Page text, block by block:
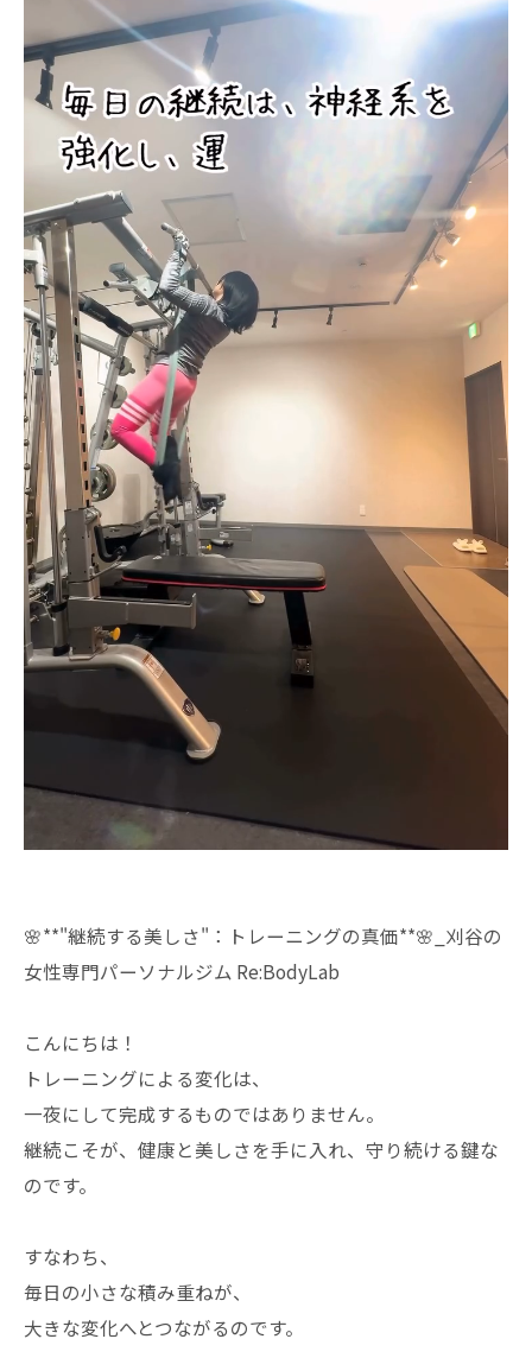
🌸**"継続する美しさ"：トレーニングの真価**🌸_刈谷の
女性専門パーソナルジム Re:BodyLab
こんにちは！
トレーニングによる変化は、
一夜にして完成するものではありません。
継続こそが、健康と美しさを手に入れ、守り続ける鍵な
のです。
すなわち、
毎日の小さな積み重ねが、
大きな変化へとつながるのです。